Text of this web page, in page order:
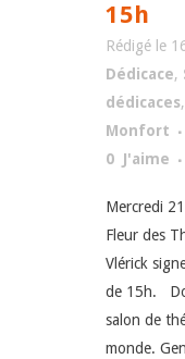
15h
Rédigé le
Dédicace,
dédicaces,
Monfort
0 J'aime
Mercredi
Fleur des
Vlérick
de 15h.
salon de
monde.